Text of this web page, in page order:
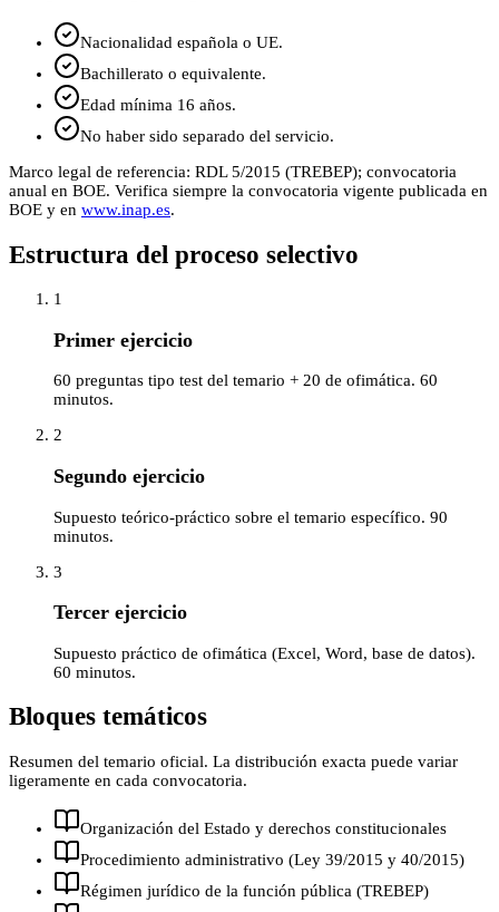
Nacionalidad española o UE.
Bachillerato o equivalente.
Edad mínima 16 años.
No haber sido separado del servicio.
Marco legal de referencia: RDL 5/2015 (TREBEP); convocatoria
anual en BOE. Verifica siempre la convocatoria vigente publicada en
BOE y en www.inap.es.
Estructura del proceso selectivo
1
Primer ejercicio
60 preguntas tipo test del temario + 20 de ofimática. 60
minutos.
2
Segundo ejercicio
Supuesto teórico-práctico sobre el temario específico. 90
minutos.
3
Tercer ejercicio
Supuesto práctico de ofimática (Excel, Word, base de datos).
60 minutos.
Bloques temáticos
Resumen del temario oficial. La distribución exacta puede variar
ligeramente en cada convocatoria.
Organización del Estado y derechos constitucionales
Procedimiento administrativo (Ley 39/2015 y 40/2015)
Régimen jurídico de la función pública (TREBEP)